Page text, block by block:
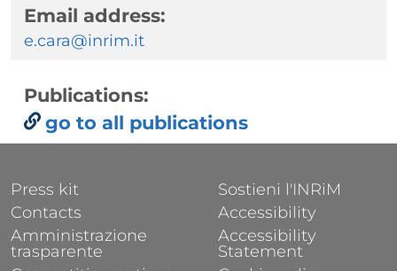
Email address:
e.cara@inrim.it
Publications:
go to all publications
FOOTER 1
Press kit
Contacts
Amministrazione
trasparente
FOOTER 2
Sostieni l'INRiM
Accessibility
Accessibility
Statement